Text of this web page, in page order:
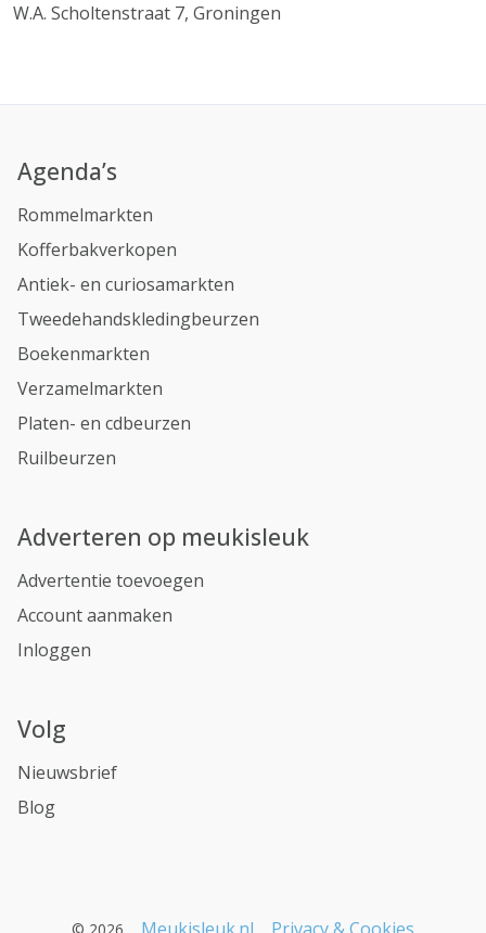
W.A. Scholtenstraat 7, Groningen
Agenda’s
Rommelmarkten
Kofferbakverkopen
Antiek- en curiosamarkten
Tweedehandskledingbeurzen
Boekenmarkten
Verzamelmarkten
Platen- en cdbeurzen
Ruilbeurzen
Adverteren op meukisleuk
Advertentie toevoegen
Account aanmaken
Inloggen
Volg
Nieuwsbrief
Blog